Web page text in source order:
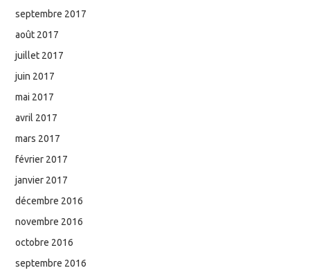
septembre 2017
août 2017
juillet 2017
juin 2017
mai 2017
avril 2017
mars 2017
février 2017
janvier 2017
décembre 2016
novembre 2016
octobre 2016
septembre 2016